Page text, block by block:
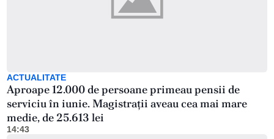
ACTUALITATE
Aproape 12.000 de persoane primeau pensii de
serviciu în iunie. Magistrații aveau cea mai mare
medie, de 25.613 lei
14:43